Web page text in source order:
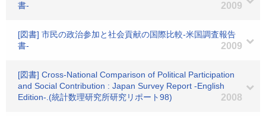
書-
2009
[図書] 市民の政治参加と社会貢献の国際比較-米国調査報告
書-
2009
[図書] Cross-National Comparison of Political Participation
and Social Contribution : Japan Survey Report -English
Edition-.(統計数理研究所研究リポート98)
2008